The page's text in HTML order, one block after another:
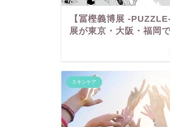
【冨樫義博展 -
展が東京・大阪・福岡
スキンケア